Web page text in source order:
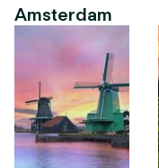
Amsterdam